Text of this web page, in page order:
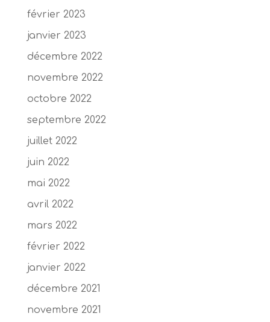
février 2023
janvier 2023
décembre 2022
novembre 2022
octobre 2022
septembre 2022
juillet 2022
juin 2022
mai 2022
avril 2022
mars 2022
février 2022
janvier 2022
décembre 2021
novembre 2021